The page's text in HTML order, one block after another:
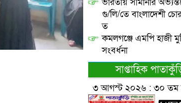
গু/লি/তে বাংলাদেশী
ত
কমলগঞ্জে এমপি হাজী
সংবর্ধনা
সাপ্তাহিক
৩ আগস্ট ২০২৬ : ৩০ তম